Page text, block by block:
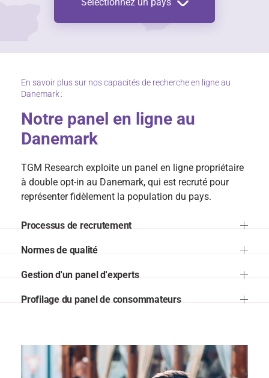
Sélectionnez un pays
En savoir plus sur nos capacités de recherche en ligne au
Danemark :
Notre panel en ligne au
Danemark
TGM Research exploite un panel en ligne propriétaire
à double opt-in au Danemark, qui est recruté pour
représenter fidèlement la population du pays.
Processus de recrutement
Normes de qualité
Gestion d'un panel d'experts
Profilage du panel de consommateurs